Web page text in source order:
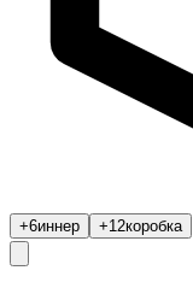
+6иннер +12коробка